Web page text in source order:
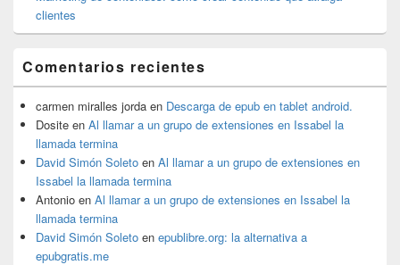
clientes
Comentarios recientes
carmen miralles jorda en Descarga de epub en tablet android.
Dosite en Al llamar a un grupo de extensiones en Issabel la
llamada termina
David Simón Soleto en Al llamar a un grupo de extensiones en
Issabel la llamada termina
Antonio en Al llamar a un grupo de extensiones en Issabel la
llamada termina
David Simón Soleto en epublibre.org: la alternativa a
epubgratis.me